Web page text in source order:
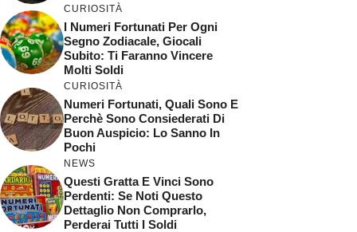
CURIOSITÀ
I Numeri Fortunati Per Ogni
Segno Zodiacale, Giocali
Subito: Ti Faranno Vincere
Molti Soldi
CURIOSITÀ
Numeri Fortunati, Quali Sono E
Perchè Sono Consiederati Di
Buon Auspicio: Lo Sanno In
Pochi
NEWS
Questi Gratta E Vinci Sono
Perdenti: Se Noti Questo
Dettaglio Non Comprarlo,
Perderai Tutti I Soldi